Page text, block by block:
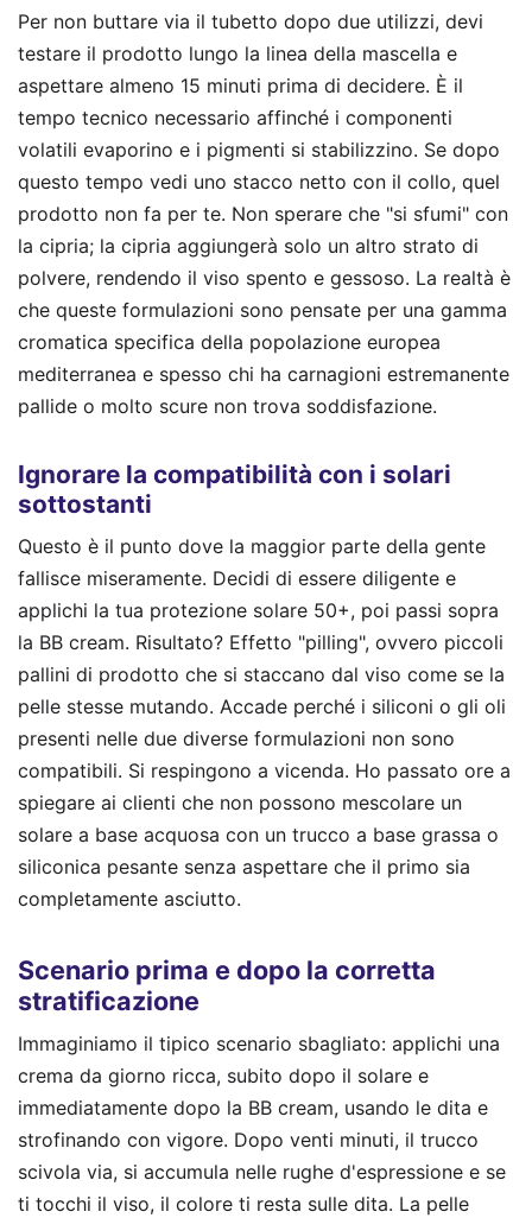
Per non buttare via il tubetto dopo due utilizzi, devi
testare il prodotto lungo la linea della mascella e
aspettare almeno 15 minuti prima di decidere. È il
tempo tecnico necessario affinché i componenti
volatili evaporino e i pigmenti si stabilizzino. Se dopo
questo tempo vedi uno stacco netto con il collo, quel
prodotto non fa per te. Non sperare che "si sfumi" con
la cipria; la cipria aggiungerà solo un altro strato di
polvere, rendendo il viso spento e gessoso. La realtà è
che queste formulazioni sono pensate per una gamma
cromatica specifica della popolazione europea
mediterranea e spesso chi ha carnagioni estremanente
pallide o molto scure non trova soddisfazione.
Ignorare la compatibilità con i solari
sottostanti
Questo è il punto dove la maggior parte della gente
fallisce miseramente. Decidi di essere diligente e
applichi la tua protezione solare 50+, poi passi sopra
la BB cream. Risultato? Effetto "pilling", ovvero piccoli
pallini di prodotto che si staccano dal viso come se la
pelle stesse mutando. Accade perché i siliconi o gli oli
presenti nelle due diverse formulazioni non sono
compatibili. Si respingono a vicenda. Ho passato ore a
spiegare ai clienti che non possono mescolare un
solare a base acquosa con un trucco a base grassa o
siliconica pesante senza aspettare che il primo sia
completamente asciutto.
Scenario prima e dopo la corretta
stratificazione
Immaginiamo il tipico scenario sbagliato: applichi una
crema da giorno ricca, subito dopo il solare e
immediatamente dopo la BB cream, usando le dita e
strofinando con vigore. Dopo venti minuti, il trucco
scivola via, si accumula nelle rughe d'espressione e se
ti tocchi il viso, il colore ti resta sulle dita. La pelle